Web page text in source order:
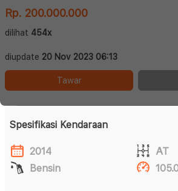
Rp. 200.000.000
dilihat 454x
diupdate 20 Nov 2023 06:13
Tawar
Spesifikasi Kendaraan
2014
AT
Bensin